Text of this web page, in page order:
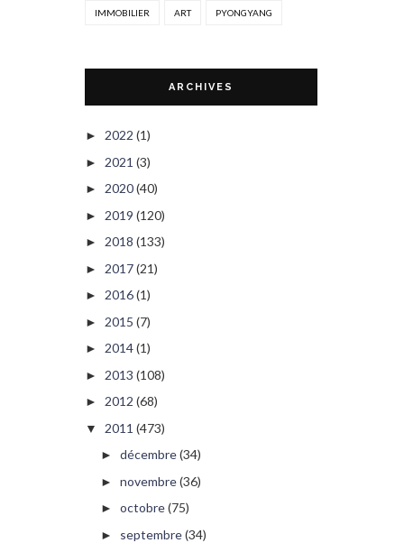
IMMOBILIER ART PYONGYANG
ARCHIVES
► 2022 (1)
► 2021 (3)
► 2020(40)
► 2019 (120)
► 2018 (133)
► 2017(21)
► 2016(1)
► 2015 (7)
► 2014(1)
► 2013 (108)
► 2012 (68)
▼ 2011 (473)
► décembre(34)
► novembre(36)
► octobre(75)
► septembre(34)